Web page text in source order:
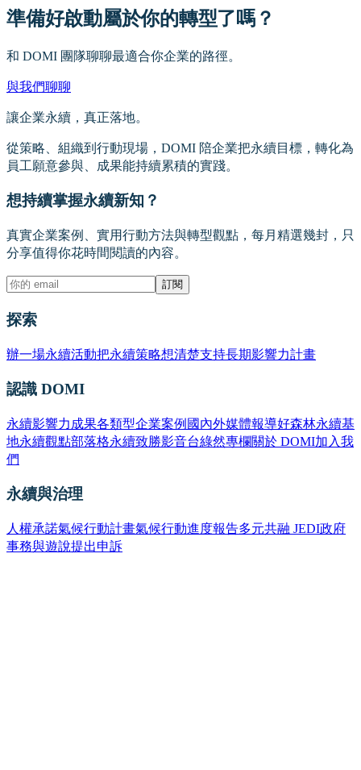
準備好啟動屬於你的轉型了嗎？
和 DOMI 團隊聊聊最適合你企業的路徑。
與我們聊聊
讓企業永續，真正落地。
從策略、組織到行動現場，DOMI 陪企業把永續目標，轉化為
員工願意參與、成果能持續累積的實踐。
想持續掌握永續新知？
真實企業案例、實用行動方法與轉型觀點，每月精選幾封，只
分享值得你花時間閱讀的內容。
訂閱
探索
辦一場永續活動把永續策略想清楚支持長期影響力計畫
認識 DOMI
永續影響力成果各類型企業案例 國內外媒體報導好森林永續基
地永續觀點部落格永續致勝影音台綠然專欄關於 DOMI加入我
們
永續與治理
人權承諾氣候行動計畫氣候行動進度報告多元共融 JEDI政府
事務與遊說提出申訴